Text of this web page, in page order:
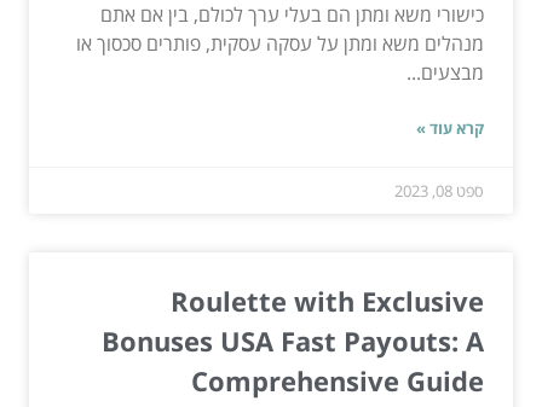
כישורי משא ומתן הם בעלי ערך לכולם, בין אם אתם
מנהלים משא ומתן על עסקה עסקית, פותרים סכסוך או
מבצעים...
קרא עוד »
ספט 08, 2023
Roulette with Exclusive
Bonuses USA Fast Payouts: A
Comprehensive Guide